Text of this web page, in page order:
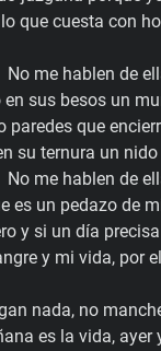
que cuesta con
No me hablen de
sus besos un
paredes que
su ternura un nido
No me hablen de
es un pedazo de
y si un día
y mi vida, por
nada, no
es la vida, ayer